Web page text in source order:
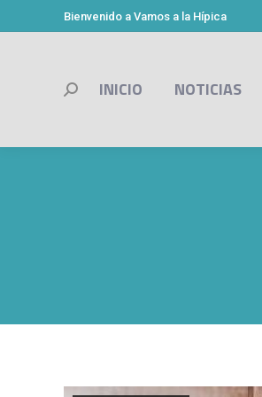
Bienvenido a Vamos a la Hípica
INICIO NOTICIAS
Buscar: